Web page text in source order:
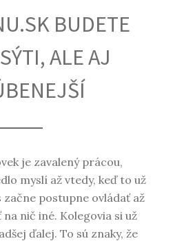
BUDETE
ALE AJ
je zavalený prácou,
myslí až vtedy, keď to už
začne postupne ovládať až
nič iné. Kolegovia si už
ďalej. To sú znaky, že